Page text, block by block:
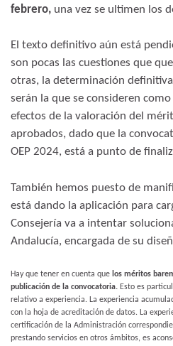
febrero, una vez se ultimen los
El texto definitivo aún está
son pocas las cuestiones que
otras, la determinación
serán la que se consideren
efectos de la valoración del
aprobados, dado que la
OEP 2024, está a punto de
También hemos puesto de
está dando la aplicación para
Consejería va a intentar
Andalucía, encargada de su
Hay que tener en cuenta que los méritos
publicación de la convocatoria. Esto es
relativo a experiencia. La experiencia
con la hoja de acreditación de datos. La
certificación de la Administración
prestando servicios en otros ámbitos, es